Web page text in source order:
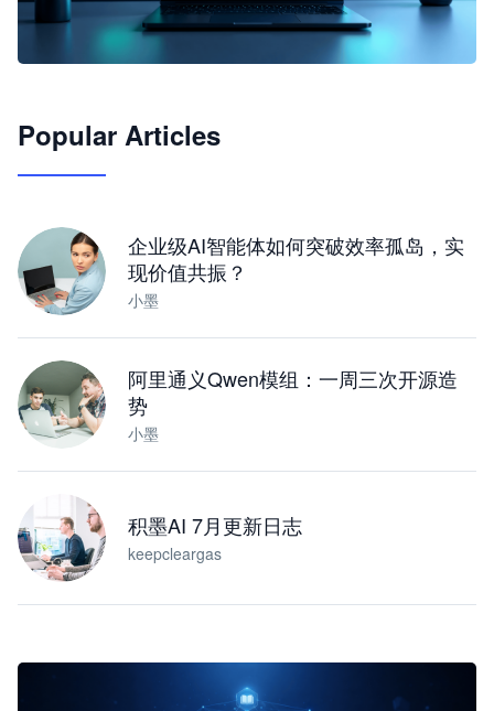
JimoClaw 桌面 AI Agent 工作台
Popular Articles
企业级AI智能体如何突破效率孤岛，实
现价值共振？
小墨
阿里通义Qwen模组：一周三次开源造
势
小墨
积墨AI 7月更新日志
keepcleargas